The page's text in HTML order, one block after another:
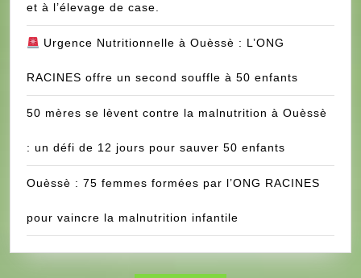
et à l’élevage de case.
Urgence Nutritionnelle à Ouèssè : L’ONG
RACINES offre un second souffle à 50 enfants
50 mères se lèvent contre la malnutrition à Ouèssè
: un défi de 12 jours pour sauver 50 enfants
Ouèssè : 75 femmes formées par l’ONG RACINES
pour vaincre la malnutrition infantile